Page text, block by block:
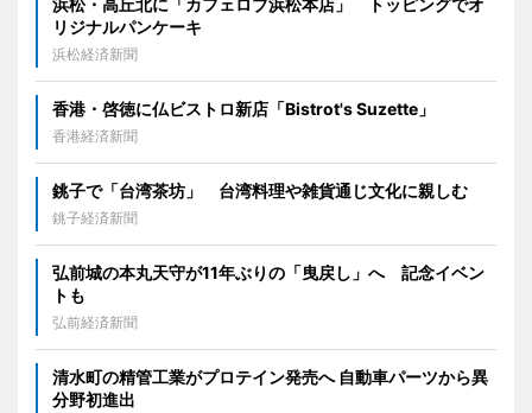
リジナルパンケーキ
浜松経済新聞
香港・啓徳に仏ビストロ新店「Bistrot's Suzette」
香港経済新聞
銚子で「台湾茶坊」 台湾料理や雑貨通じ文化に親しむ
銚子経済新聞
弘前城の本丸天守が11年ぶりの「曳戻し」へ 記念イベン
トも
弘前経済新聞
清水町の精管工業がプロテイン発売へ 自動車パーツから異
分野初進出